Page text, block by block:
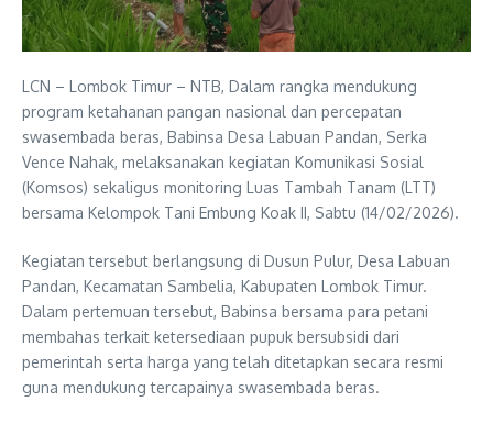
LCN – Lombok Timur – NTB, Dalam rangka mendukung
program ketahanan pangan nasional dan percepatan
swasembada beras, Babinsa Desa Labuan Pandan, Serka
Vence Nahak, melaksanakan kegiatan Komunikasi Sosial
(Komsos) sekaligus monitoring Luas Tambah Tanam (LTT)
bersama Kelompok Tani Embung Koak II, Sabtu (14/02/2026).
Kegiatan tersebut berlangsung di Dusun Pulur, Desa Labuan
Pandan, Kecamatan Sambelia, Kabupaten Lombok Timur.
Dalam pertemuan tersebut, Babinsa bersama para petani
membahas terkait ketersediaan pupuk bersubsidi dari
pemerintah serta harga yang telah ditetapkan secara resmi
guna mendukung tercapainya swasembada beras.